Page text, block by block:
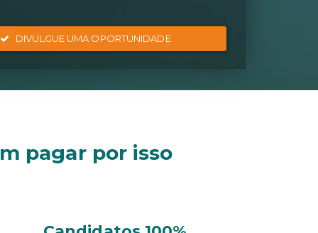
DIVULGUE UMA OPORTUNIDADE
pagar por isso